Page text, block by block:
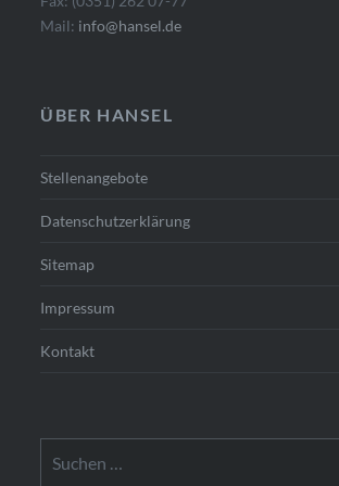
Mail: info@hansel.de
ÜBER HANSEL
Stellenangebote
Datenschutzerklärung
Sitemap
Impressum
Kontakt
nach: